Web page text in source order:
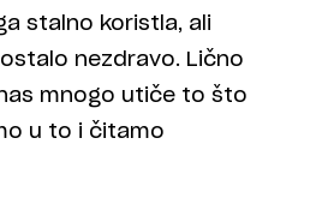
stalno koristla, ali
nezdravo. Lično
mnogo utiče to što
u to i čitamo